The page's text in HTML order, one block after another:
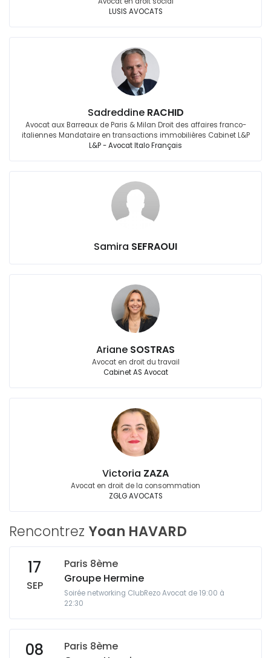
LUSIS AVOCATS
Sadreddine RACHID
Avocat aux Barreaux de Paris & Milan Droit des affaires franco-
italiennes Mandataire en transactions immobilières Cabinet L&P
L&P - Avocat Italo Français
Samira SEFRAOUI
Ariane SOSTRAS
Avocat en droit du travail
Cabinet AS Avocat
Victoria ZAZA
Avocat en droit de la consommation
ZGLG AVOCATS
Rencontrez Yoan HAVARD
17
SEP
Paris 8ème
Groupe Hermine
Soirée networking ClubRezo Avocat de 19:00 à
22:30
08
Paris 8ème